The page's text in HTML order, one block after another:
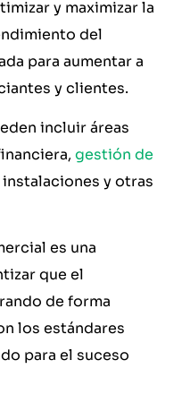
y maximizar la
del
para aumentar a
y clientes.
incluir áreas
gestión de
instalaciones y otras
es una
que el
de forma
los estándares
para el suceso